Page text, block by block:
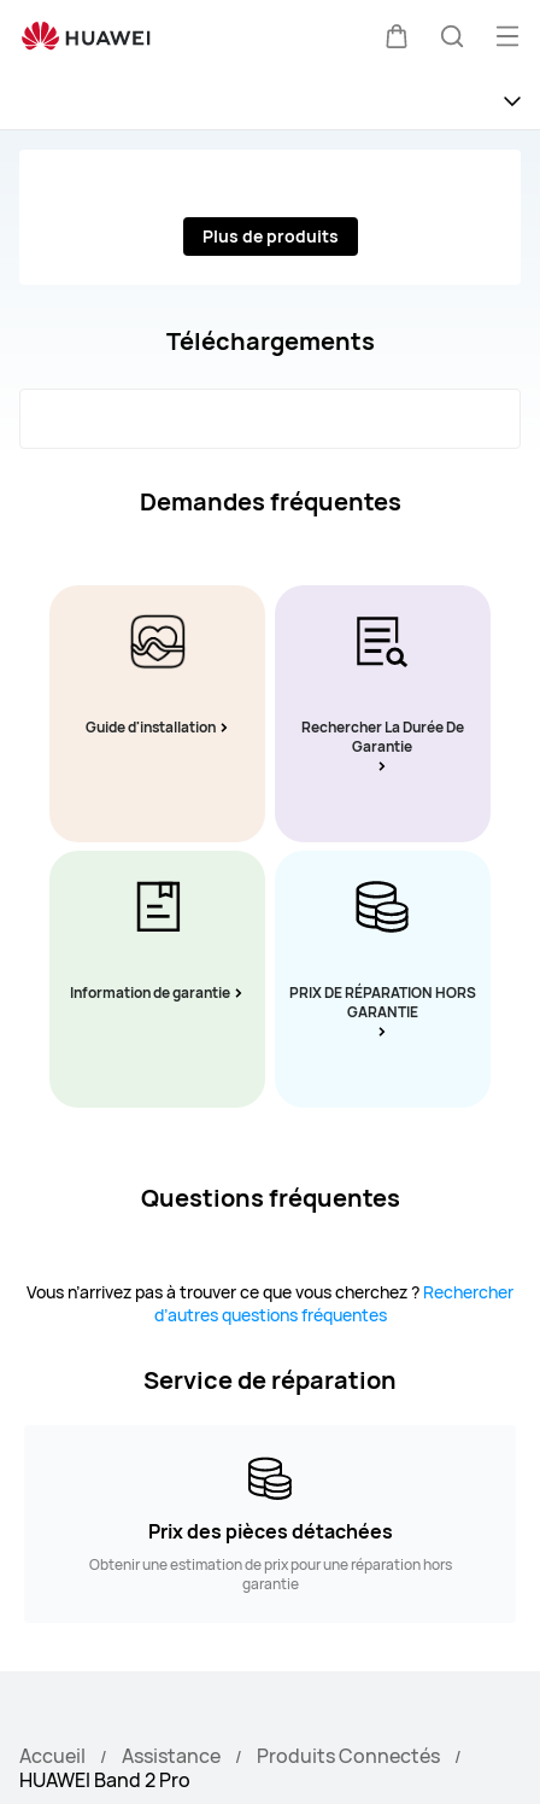
pour
le
Plus de produits
Téléchargements
Demandes fréquentes
Guide d'installation
Rechercher La Durée De
Garantie
Information de garantie
PRIX DE RÉPARATION HORS
GARANTIE
Questions fréquentes
Vous n’arrivez pas à trouver ce que vous cherchez ? Rechercher
d’autres questions fréquentes
Service de réparation
Prix des pièces détachées
Obtenir une estimation de prix pour une réparation hors
garantie
Accueil Assistance
Produits Connectés
HUAWEI Band 2 Pro